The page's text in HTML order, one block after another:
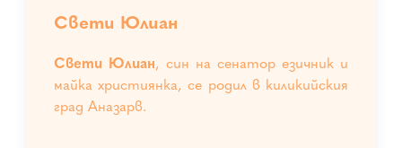
Свети Юлиан
Свети Юлиан, син на сенатор езичник и
майка християнка, се родил в киликийския
град Аназарв.